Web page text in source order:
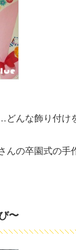
どんな飾り付け
んの卒園式の手
〜